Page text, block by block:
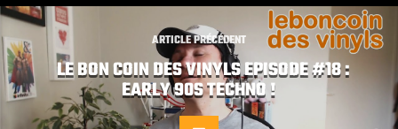
ARTICLE PRÉCÉDENT
LE BON COIN DES VINYLS EPISODE #18 :
EARLY 90S TECHNO !